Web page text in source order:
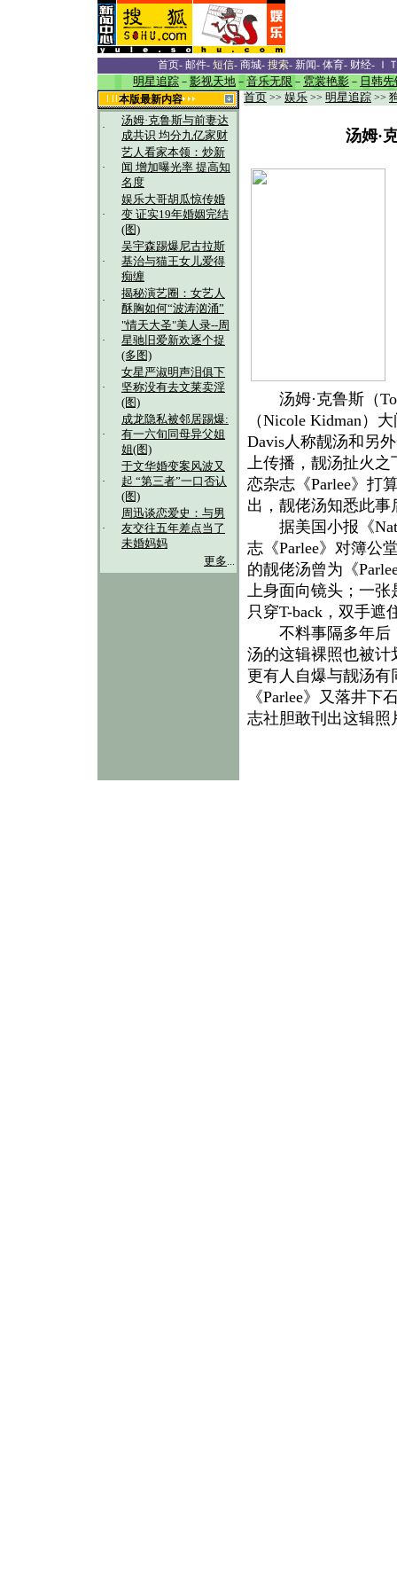
首页- 邮件- 短信- 商城- 搜索- 新闻- 体育- 财经- Ｉ
明星追踪 － 影视天地 － 音乐无限 － 霓裳艳影 － 日韩先
本版最新内容
·
汤姆·克鲁斯与前妻达
成共识 均分九亿家财
·
艺人看家本领：炒新
闻 增加曝光率 提高知
名度
·
娱乐大哥胡瓜惊传婚
变 证实19年婚姻完结
(图)
·
吴宇森踢爆尼古拉斯
基治与猫王女儿爱得
痴缠
·
揭秘演艺圈：女艺人
酥胸如何“波涛汹涌”
·
"情天大圣"美人录--周
星驰旧爱新欢逐个捉
(多图)
·
女星严淑明声泪俱下
坚称没有去文莱卖淫
(图)
·
成龙隐私被邻居踢爆:
有一六旬同母异父姐
姐(图)
·
于文华婚变案风波又
起 “第三者”一口否认
(图)
·
周迅谈恋爱史：与男
友交往五年差点当了
未婚妈妈
更多...
首页 >> 娱乐 >> 明星追踪 >>
汤姆·
汤姆·克鲁斯（
（Nicole Kidman）
Davis人称靓汤和另
上传播，靓汤扯火
恋杂志《Parlee》打
出，靓佬汤知悉此
据美国小报《
志《Parlee》对簿公
的靓佬汤曾为《
上身面向镜头；一
只穿T-back，双手遮
不料事隔多年后，
汤的这辑裸照也被
更有人自爆与靓汤
《Parlee》又落井
志社胆敢刊出这辑